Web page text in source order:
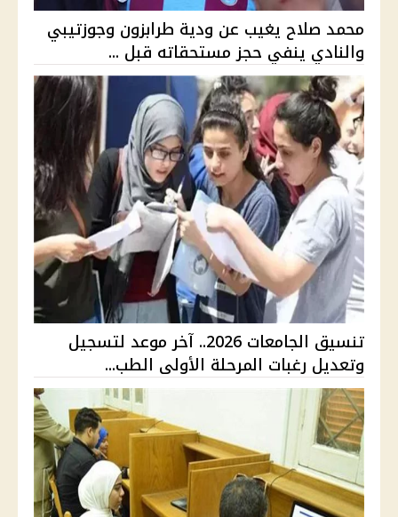
محمد صلاح يغيب عن ودية طرابزون وجوزتيبي
والنادي ينفي حجز مستحقاته قبل ...
تنسيق الجامعات 2026.. آخر موعد لتسجيل
وتعديل رغبات المرحلة الأولى الطب...